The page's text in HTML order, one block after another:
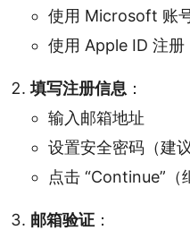
使用 Microsoft 账
使用 Apple ID 注册
填写注册信息 ：
输入邮箱地址
设置安全密码（建
点击 “Continue”（
邮箱验证 ：